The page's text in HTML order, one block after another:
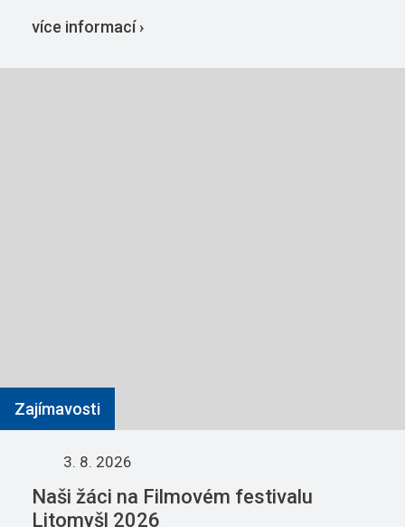
více informací ›
Zajímavosti
3. 8. 2026
Naši žáci na Filmovém festivalu
Litomyšl 2026